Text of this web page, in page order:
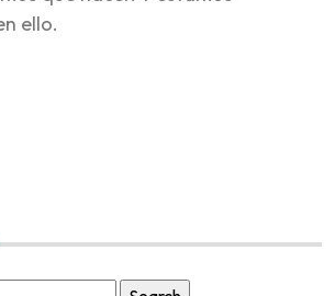
ello.